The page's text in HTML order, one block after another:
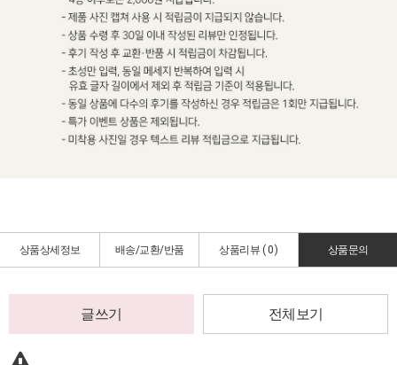
상품상세정보 배송/교환/반품 상품리뷰 ( 0) 상품문의
글쓰기 전체보기